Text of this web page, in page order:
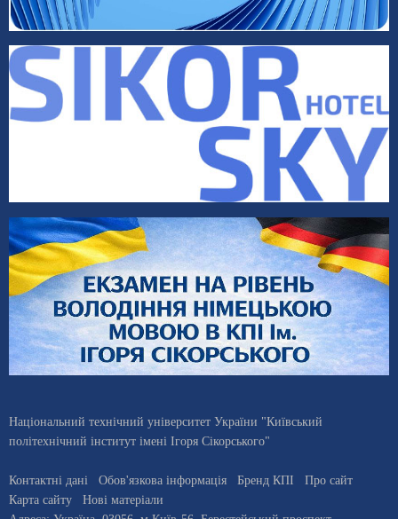
Національний технічний університет України "Київський
політехнічний інститут імені Ігоря Сікорського"
Контактні дані Обов'язкова інформація Бренд КПІ
Про сайт
Карта сайту
Нові матеріали